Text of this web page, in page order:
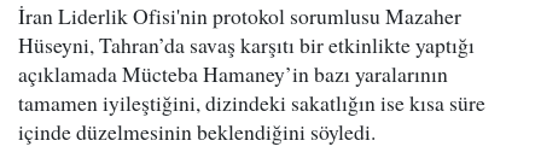
İran Liderlik Ofisi'nin protokol sorumlusu Mazaher
Hüseyni, Tahran’da savaş karşıtı bir etkinlikte yaptığı
açıklamada Mücteba Hamaney’in bazı yaralarının
tamamen iyileştiğini, dizindeki sakatlığın ise kısa süre
içinde düzelmesinin beklendiğini söyledi.